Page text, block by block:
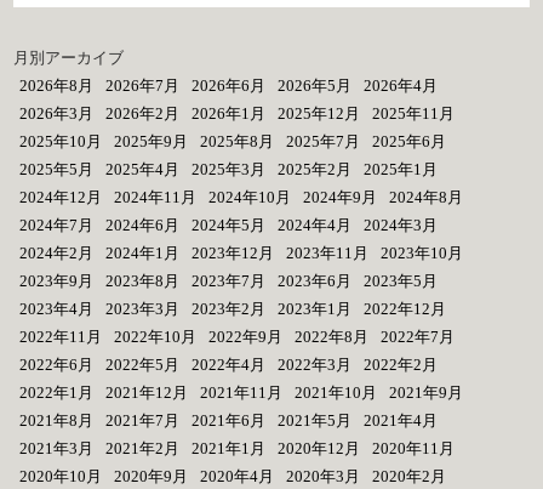
月別アーカイブ
2026年8月
2026年7月 2026年6月 2026年5月
2026年4月
2026年3月
2026年2月 2026年1月 2025年12月
2025年11月
2025年10月
2025年9月 2025年8月 2025年7月
2025年6月
2025年5月
2025年4月 2025年3月 2025年2月
2025年1月
2024年12月
2024年11月 2024年10月 2024年9月
2024年8月
2024年7月
2024年6月 2024年5月 2024年4月
2024年3月
2024年2月
2024年1月 2023年12月 2023年11月
2023年10月
2023年9月
2023年8月 2023年7月 2023年6月
2023年5月
2023年4月
2023年3月 2023年2月 2023年1月
2022年12月
2022年11月
2022年10月 2022年9月 2022年8月
2022年7月
2022年6月
2022年5月 2022年4月 2022年3月
2022年2月
2022年1月
2021年12月 2021年11月 2021年10月
2021年9月
2021年8月
2021年7月 2021年6月 2021年5月
2021年4月
2021年3月
2021年2月 2021年1月 2020年12月
2020年11月
2020年10月
2020年9月 2020年4月 2020年3月
2020年2月